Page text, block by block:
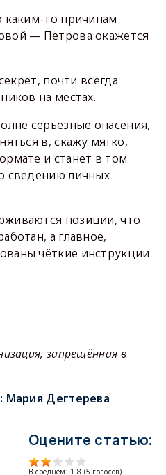
каким-то причинам
— Петрова окажется
почти всегда
на местах.
серьёзные опасения,
в, скажу мягко,
и станет в том
сведению личных
позиции, что
а главное,
чёткие инструкции
запрещённая в
Мария Дегтерева
Оцените статью:
В среднем: 1.8 (5 голосов)